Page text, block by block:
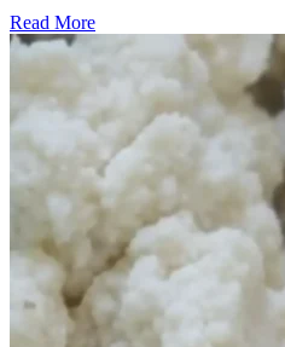
Read More